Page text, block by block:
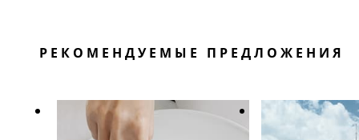
РЕКОМЕНДУЕМЫЕ ПРЕДЛОЖЕНИЯ